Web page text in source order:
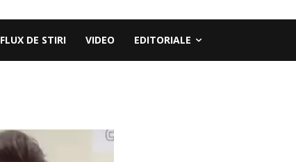
FLUX DE STIRI VIDEO EDITORIALE